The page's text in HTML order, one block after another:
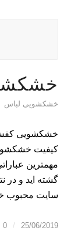
خشکشویی لباس
خشکشویی
کیفیت
مهمترین
گشته اید و
سایت محبوب
25/06/2019
/ 0 دیدگاه